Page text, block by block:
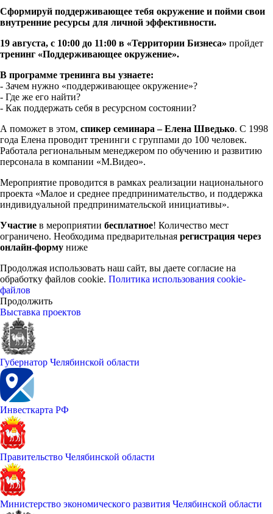
Сформируй поддерживающее тебя окружение и пойми свои
внутренние ресурсы для личной эффективности.
19 августа, с 10:00 до 11:00 в «Территории Бизнеса» пройдет
тренинг «Поддерживающее окружение».
В программе тренинга вы узнаете:
- Зачем нужно «поддерживающее окружение»?
- Где же его найти?
- Как поддержать себя в ресурсном состоянии?
А поможет в этом, спикер семинара – Елена Шведько. С 1998
года Елена проводит тренинги с группами до 100 человек.
Работала региональным менеджером по обучению и развитию
персонала в компании «М.Видео».
Мероприятие проводится в рамках реализации национального
проекта «Малое и среднее предпринимательство, и поддержка
индивидуальной предпринимательской инициативы».
Участие в мероприятии бесплатное! Количество мест
ограничено. Необходима предварительная регистрация через
онлайн-форму ниже
Продолжая использовать наш сайт, вы даете согласие на
обработку файлов cookie. Политика использования cookie-
файлов
Продолжить
Выставка проектов
Губернатор Челябинской области
Инвесткарта РФ
Правительство Челябинской области
Министерство экономического развития Челябинской области